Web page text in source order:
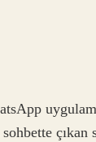
sohbette